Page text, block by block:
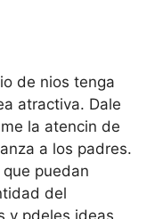
de nios tenga
atractiva. Dale
la atencin de
a los padres.
puedan
del